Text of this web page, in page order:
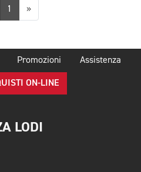
1 »Successiva
Promozioni Assistenza
ON-LINE
LODI